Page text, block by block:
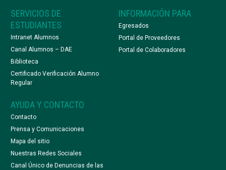
SERVICIOS DE
ESTUDIANTES
Intranet Alumnos
Canal Alumnos – DAE
Biblioteca
Certificado Verificación Alumno
Regular
INFORMACIÓN PARA
Egresados
Portal de Proveedores
Portal de Colaboradores
AYUDA Y CONTACTO
Contacto
Prensa y Comunicaciones
Mapa del sitio
Nuestras Redes Sociales
Canal Único de Denuncias de las